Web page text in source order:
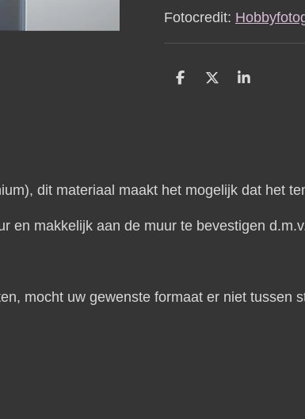
Fotocredit:
D
D
S
dit materiaal maakt het mogelijk dat het
en makkelijk aan de muur te bevestigen
mocht uw gewenste formaat er niet tussen